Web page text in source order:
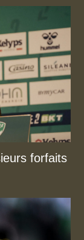
forfaits